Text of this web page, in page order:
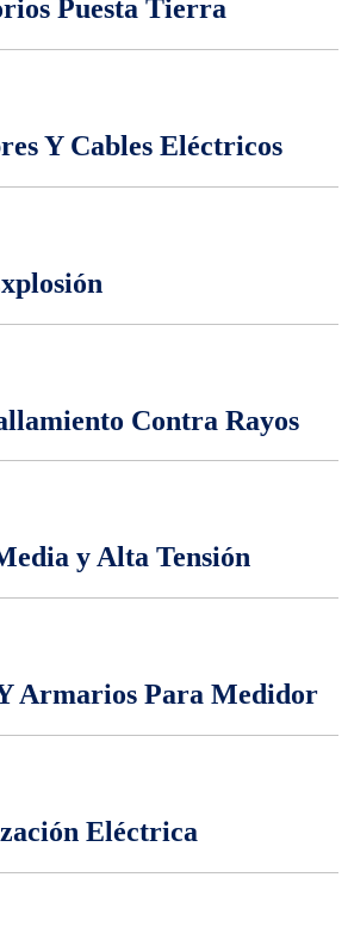
Puesta Tierra
Y Cables Eléctricos
Contra Rayos
y Alta Tensión
Armarios Para Medidor
Eléctrica